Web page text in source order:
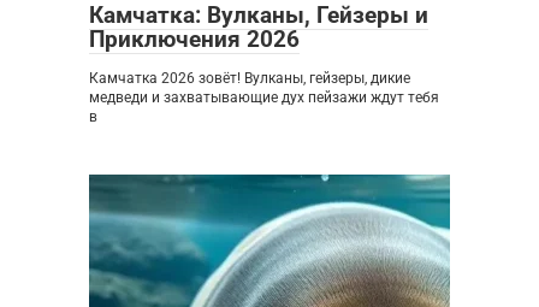
Камчатка: Вулканы, Гейзеры и
Приключения 2026
Камчатка 2026 зовёт! Вулканы, гейзеры, дикие
медведи и захватывающие дух пейзажи ждут тебя
в